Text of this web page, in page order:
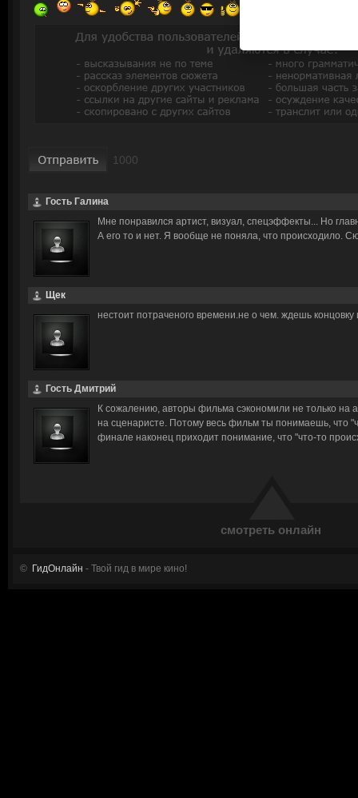
смотреть онлайн
Гость Галина
Мне понравился артист, визуал, спецэффекты... Но
А его то и нет. Я вообще не поняла, что происходило.
Щек
нестоит потраченого времени.не о чем. ждешь концовку
Гость Дмитрий
К сожалению, авторы фильма сэкономили не только на
на сценаристе. Потому весь фильм ты понимаешь, что
финале наконец приходит понимание, что "что-то
© ГидОнлайн - Твой гид в мире кино!